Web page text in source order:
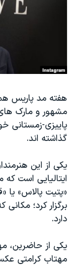
فرهنگ و زندگی
گالری عکس
آرشیو پخش زنده
انتخابات ریاست
حمله جمهوری
اعتراضات زن،
مجموعه مستندهای
تریبونال مردمی آبان ۹۸
چهل سال
قانون شفافیت
اعتراضات مردمی
اسرائیل در جنگ
نرگس محمدی
همایش
زبانهای مختلف
هفته مد پاریس
مشهور و مارک
پاییزی-زمستانی
گذاشته اند.
یکی از این
ایتالیایی است که
«پتیت پالاس»
برگزار کرد؛
دارد.
یکی از حاضرین،
مهتاب کرامتی